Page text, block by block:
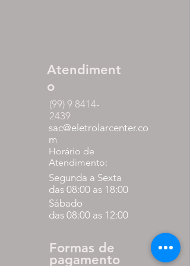
Atendiment
o
(99) 9 8414-
2439
sac@eletrolarcenter.co
m
Horário de
Atendimento:
Segunda a Sexta
das 08:00 as 18:00
Sábado
das 08:00 as 12:00
Formas de
pagamento